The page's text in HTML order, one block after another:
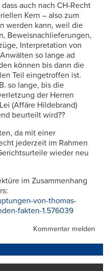
auch nach CH-Recht
Kern – also zum
werden kann, weil die
Beweisnachlieferungen,
Interpretation von
so lange ad
können bis dann die
Teil eingetroffen ist.
so lange, bis die
der Herren
(Affäre Hildebrand)
beurteilt wird??
da mit einer
jederzeit im Rahmen
wieder neu
im Zusammenhang
von-thomas-
fakten-1.576039
Kommentar melden